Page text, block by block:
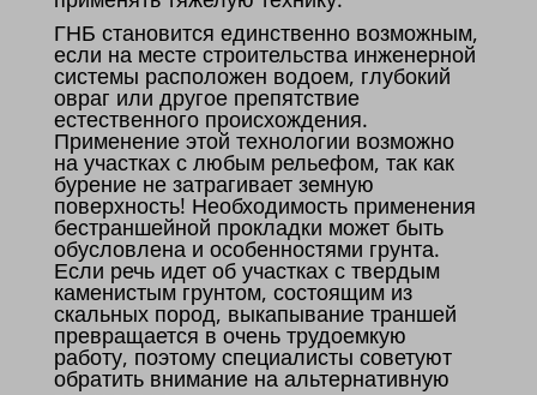
ГНБ становится единственно возможным,
если на месте строительства инженерной
системы расположен водоем, глубокий
овраг или другое препятствие
естественного происхождения.
Применение этой технологии возможно
на участках с любым рельефом, так как
бурение не затрагивает земную
поверхность! Необходимость применения
бестраншейной прокладки может быть
обусловлена и особенностями грунта.
Если речь идет об участках с твердым
каменистым грунтом, состоящим из
скальных пород, выкапывание траншей
превращается в очень трудоемкую
работу, поэтому специалисты советуют
обратить внимание на альтернативную